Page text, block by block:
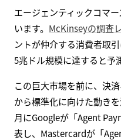
エージェンティックコマ
います。 McKinseyの調査
ントが仲介する消費者取
5兆ドル規模に達すると予
この巨大市場を前に、決
から標準化に向けた動き
月にGoogleが「Agent
表し、Mastercardが「